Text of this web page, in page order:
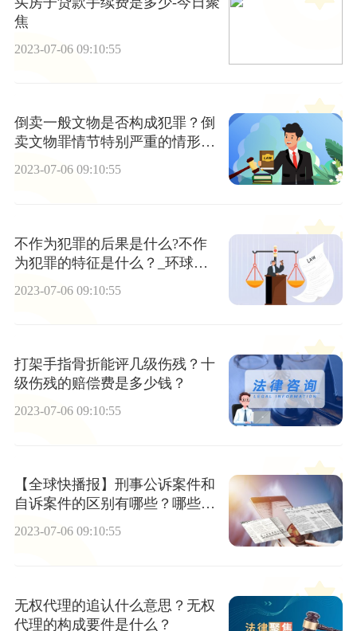
焦
2023-07-06 09:10:55
倒卖一般文物是否构成犯罪？倒
卖文物罪情节特别严重的情形有
哪些？
2023-07-06 09:10:55
不作为犯罪的后果是什么?不作
为犯罪的特征是什么？_环球快
2023-07-06 09:10:55
打架手指骨折能评几级伤残？十
级伤残的赔偿费是多少钱？
2023-07-06 09:10:55
【全球快播报】刑事公诉案件和
自诉案件的区别有哪些？哪些案
件是公诉案件？
2023-07-06 09:10:55
无权代理的追认什么意思？无权
代理的构成要件是什么？